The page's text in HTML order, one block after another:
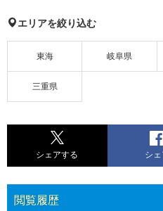
エリアを絞り込む
東海 岐阜県
三重県
シェアする シ
閲覧履歴